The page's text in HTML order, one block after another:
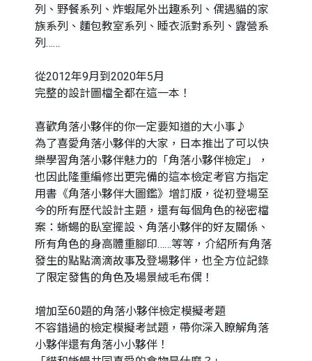
列、野餐系列、炸蝦尾外出趣系列、偶遇貓的家
族系列、麵包教室系列、睡衣派對系列、露營系
列……
從2012年9月到2020年5月
完整的設計圖檔全都在這一本！
喜歡角落小夥伴的你一定要知道的大小事♪
為了喜愛角落小夥伴的大家，日本推出了可以快
樂學習角落小夥伴魅力的「角落小夥伴檢定」，
也因此隆重編修出更完備的這本檢定考官方指定
用書《角落小夥伴大圖鑑》增訂版，從初登場至
今的所有歷代設計主題，還有每個角色的祕密檔
案：蜥蝪的臥室擺設、角落小夥伴的好友關係、
所有角色的身高體重腳印……等等，介紹所有角落
發生的點點滴滴故事及登場夥伴，也全方位記錄
了限定發售的角色及場景絨毛布偶！
增加至60題的角落小夥伴檢定模擬考題
不容錯過的檢定模擬考試題，帶你深入瞭解角落
小夥伴還有角落小小夥伴！